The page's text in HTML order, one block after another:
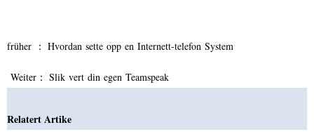
früher ： Hvordan sette opp en Internett-telefon System
Weiter： Slik vert din egen Teamspeak
Relatert Artike